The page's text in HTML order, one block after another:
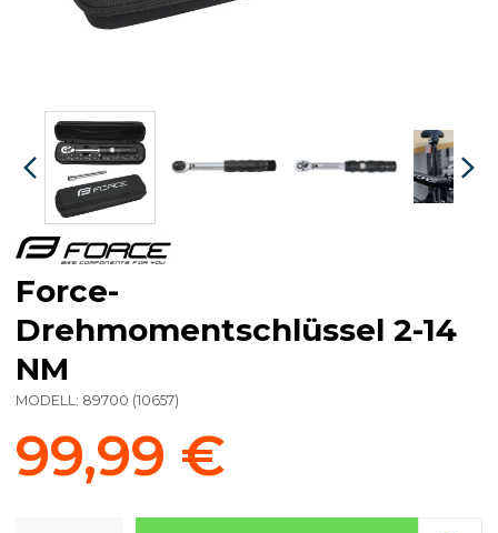
Force-
Drehmomentschlüssel 2-14
NM
MODELL: 89700 (10657)
99,99 €